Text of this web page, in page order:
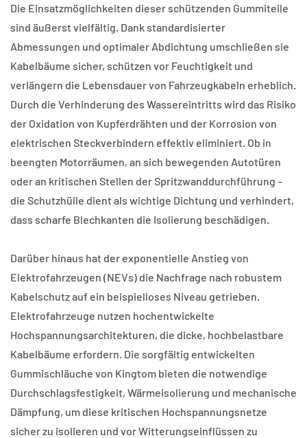
Die Einsatzmöglichkeiten dieser schützenden Gummiteile
sind äußerst vielfältig. Dank standardisierter
Abmessungen und optimaler Abdichtung umschließen sie
Kabelbäume sicher, schützen vor Feuchtigkeit und
verlängern die Lebensdauer von Fahrzeugkabeln erheblich.
Durch die Verhinderung des Wassereintritts wird das Risiko
der Oxidation von Kupferdrähten und der Korrosion von
elektrischen Steckverbindern effektiv eliminiert. Ob in
beengten Motorräumen, an sich bewegenden Autotüren
oder an kritischen Stellen der Spritzwanddurchführung –
die Schutzhülle dient als wichtige Dichtung und verhindert,
dass scharfe Blechkanten die Isolierung beschädigen.
Darüber hinaus hat der exponentielle Anstieg von
Elektrofahrzeugen (NEVs) die Nachfrage nach robustem
Kabelschutz auf ein beispielloses Niveau getrieben.
Elektrofahrzeuge nutzen hochentwickelte
Hochspannungsarchitekturen, die dicke, hochbelastbare
Kabelbäume erfordern. Die sorgfältig entwickelten
Gummischläuche von Kingtom bieten die notwendige
Durchschlagsfestigkeit, Wärmeisolierung und mechanische
Dämpfung, um diese kritischen Hochspannungsnetze
sicher zu isolieren und vor Witterungseinflüssen zu